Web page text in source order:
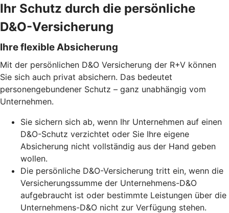
Ihr Schutz durch die persönliche
D&O-Versicherung
Ihre flexible Absicherung
Mit der persönlichen D&O Versicherung der R+V können
Sie sich auch privat absichern. Das bedeutet
personengebundener Schutz – ganz unabhängig vom
Unternehmen.
Sie sichern sich ab, wenn Ihr Unternehmen auf einen
D&O-Schutz verzichtet oder Sie Ihre eigene
Absicherung nicht vollständig aus der Hand geben
wollen.
Die persönliche D&O-Versicherung tritt ein, wenn die
Versicherungssumme der Unternehmens-D&O
aufgebraucht ist oder bestimmte Leistungen über die
Unternehmens-D&O nicht zur Verfügung stehen.